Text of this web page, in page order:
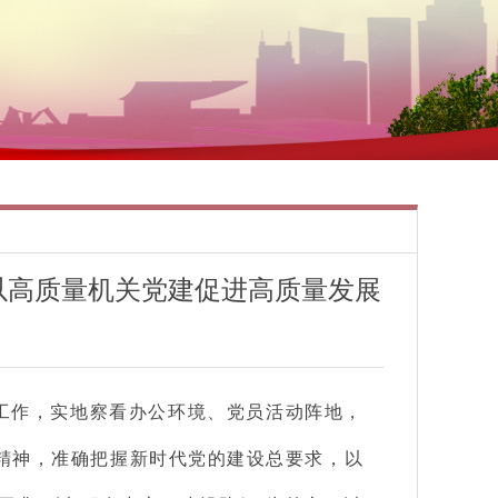
质量机关党建促进高质量发展
，实地察看办公环境、党员活动阵地，
，准确把握新时代党的建设总要求，以